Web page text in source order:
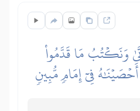
وَنَكۡتُبُ مَا قَدَّمُواْ
فِيٓ إِمَامٖ مُّبِينٖ